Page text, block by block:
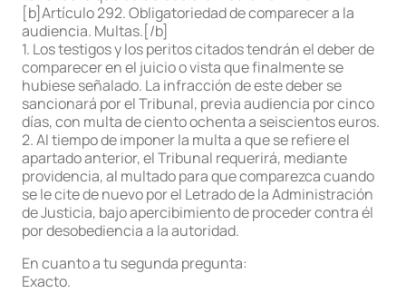
[b]Artículo 292. Obligatoriedad de comparecer a la
audiencia. Multas.[/b]
1. Los testigos y los peritos citados tendrán el deber de
comparecer en el juicio o vista que finalmente se
hubiese señalado. La infracción de este deber se
sancionará por el Tribunal, previa audiencia por cinco
días, con multa de ciento ochenta a seiscientos euros.
2. Al tiempo de imponer la multa a que se refiere el
apartado anterior, el Tribunal requerirá, mediante
providencia, al multado para que comparezca cuando
se le cite de nuevo por el Letrado de la Administración
de Justicia, bajo apercibimiento de proceder contra él
por desobediencia a la autoridad.
En cuanto a tu segunda pregunta:
Exacto.